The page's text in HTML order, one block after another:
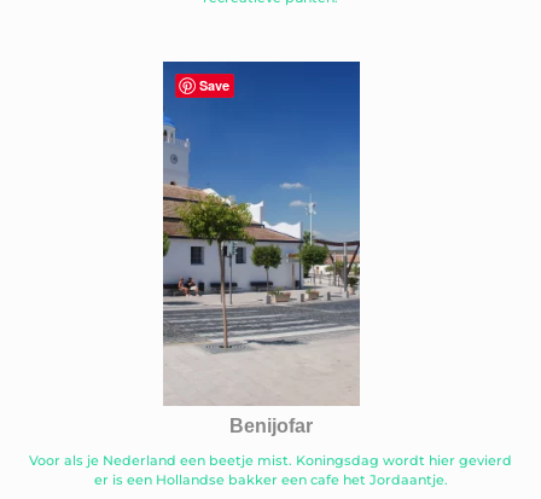
Benijofar
Voor als je Nederland een beetje mist. Koningsdag wordt hier gevierd
er is een Hollandse bakker een cafe het Jordaantje.
Save